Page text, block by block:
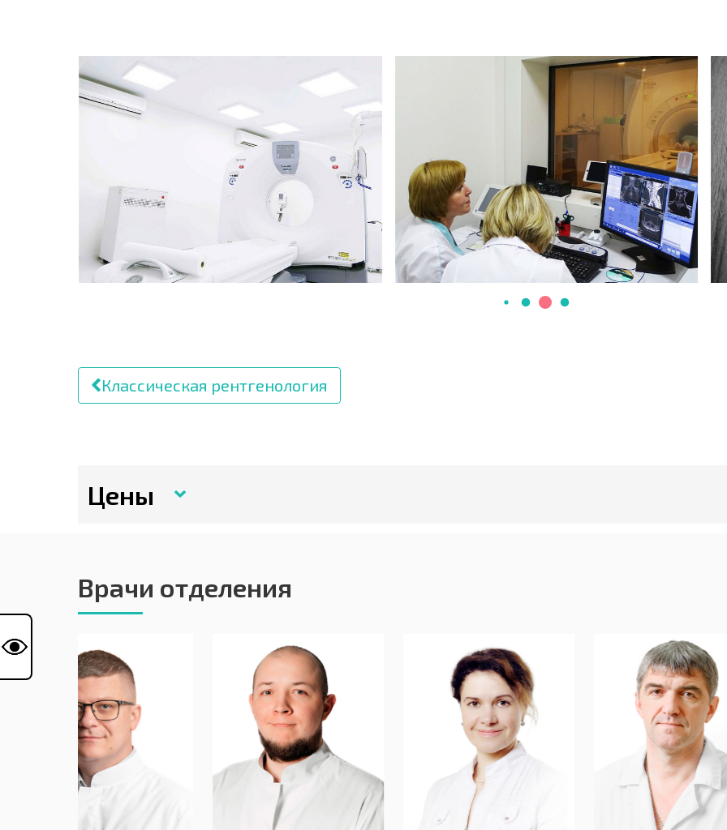
Классическая рентгенология
Цены
Врачи отделения